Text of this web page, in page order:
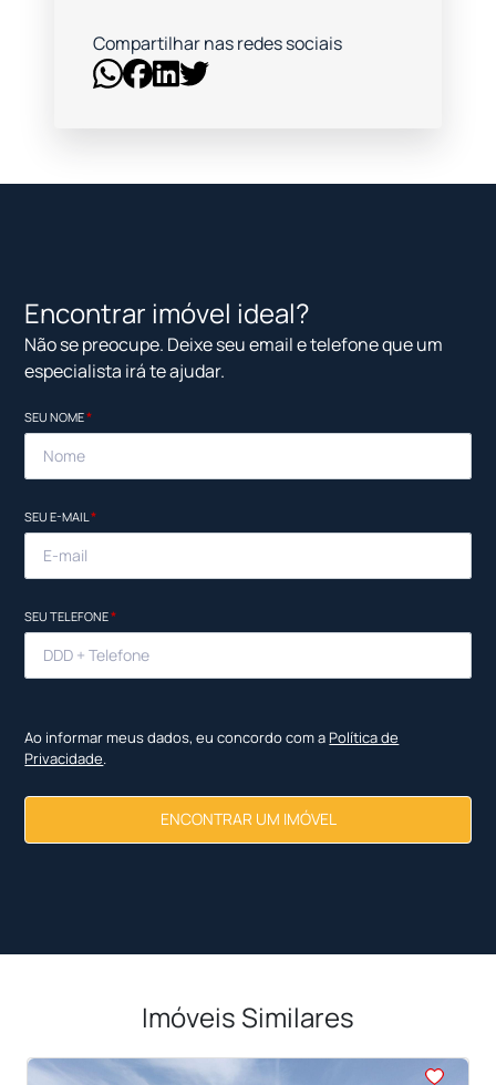
Compartilhar nas redes sociais
Encontrar imóvel ideal?
Não se preocupe. Deixe seu email e telefone que um
especialista irá te ajudar.
SEU NOME*
SEU E-MAIL*
SEU TELEFONE*
Ao informar meus dados, eu concordo com a Política de
Privacidade.
ENCONTRAR UM IMÓVEL
Imóveis Similares
<<<<